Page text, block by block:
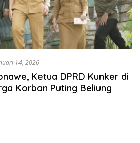
14, 2026
Ketua DPRD Kunker di
Korban Puting Beliung